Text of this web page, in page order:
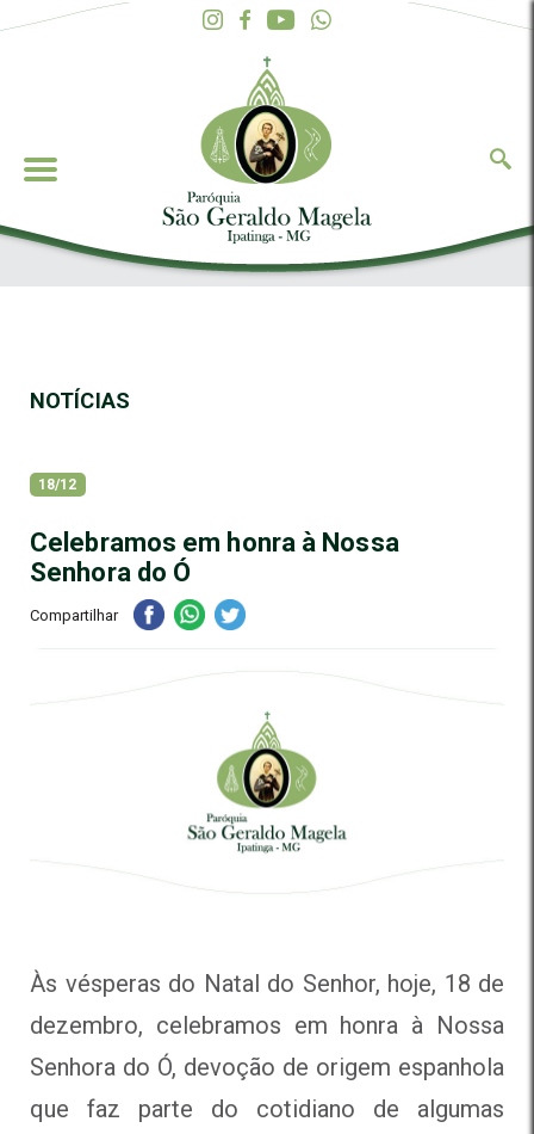
NOTÍCIAS
18/12
Celebramos em honra à Nossa
Senhora do Ó
Compartilhar
Às vésperas do Natal do Senhor, hoje, 18 de
dezembro, celebramos em honra à Nossa
Senhora do Ó, devoção de origem espanhola
que faz parte do cotidiano de algumas